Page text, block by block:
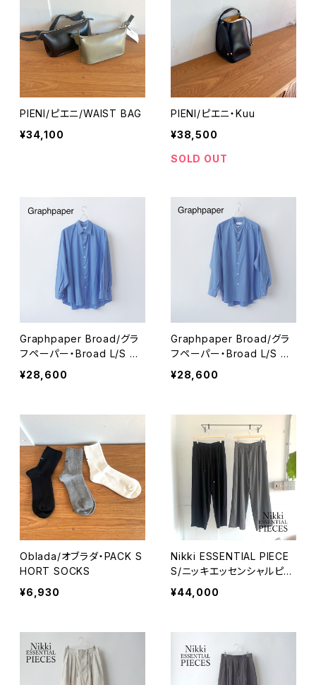
PIENI/ピエニ/WAIST BAG
¥34,100
PIENI/ピエニ・Kuu
¥38,500
SOLD OUT
Graphpaper Broad/グラ
フペーパー・Broad L/S Ov
ersized Regular Collar
Shirt
¥28,600
Graphpaper Broad/グラ
フペーパー・Broad L/S Ov
ersized Band Collar Shi
¥28,600
Oblada/オブラダ・PACK S
HORT SOCKS
¥6,930
Nikki ESSENTIAL PIECE
S/ニッキエッセンシャルピー
シーズ・Wool Cupro Easy
Wide Trousers
¥44,000